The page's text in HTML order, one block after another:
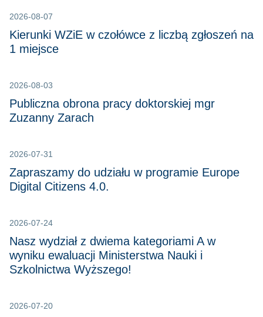
2026-08-07
Kierunki WZiE w czołówce z liczbą zgłoszeń na
1 miejsce
2026-08-03
Publiczna obrona pracy doktorskiej mgr
Zuzanny Zarach
2026-07-31
Zapraszamy do udziału w programie Europe
Digital Citizens 4.0.
2026-07-24
Nasz wydział z dwiema kategoriami A w
wyniku ewaluacji Ministerstwa Nauki i
Szkolnictwa Wyższego!
2026-07-20